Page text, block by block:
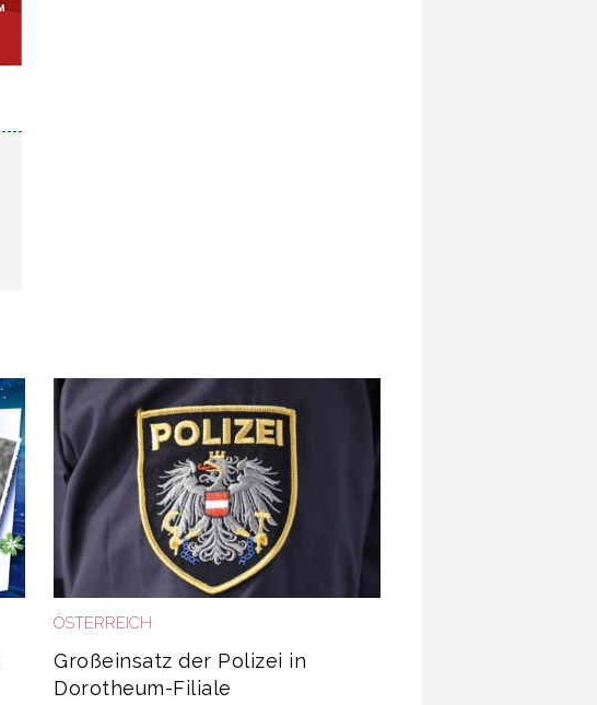
ÖSTERREICH
Großeinsatz der Polizei in
Dorotheum-Filiale